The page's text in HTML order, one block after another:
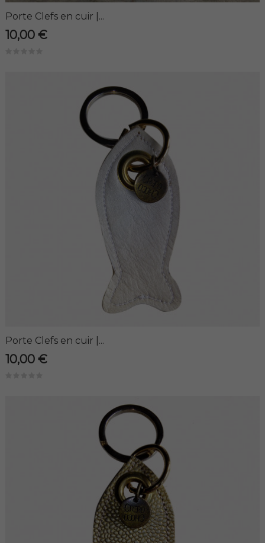
Porte Clefs en cuir |...
10,00 €
Porte Clefs en cuir |...
10,00 €